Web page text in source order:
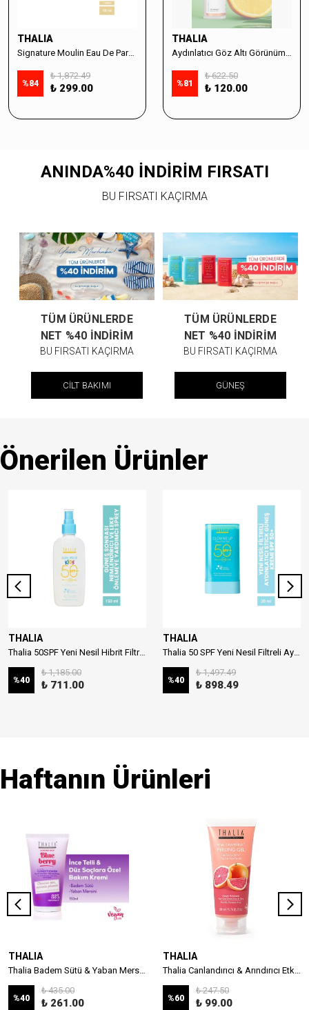
THALIA
Signature Moulin Eau De Parfüm Women 50ml & Sabun Seti
%84
₺ 1,872.49
₺ 299.00
THALIA
%81
₺ 622.50
₺ 120.00
ANINDA%40 İNDİRİM FIRSATI
BU FIRSATI KAÇIRMA
TÜM ÜRÜNLERDE
NET %40 İNDİRİM
BU FIRSATI KAÇIRMA
CİLT BAKIMI
TÜM ÜRÜNLERDE
NET %40 İNDİRİM
BU FIRSATI KAÇIRMA
GÜNEŞ
Önerilen Ürünler
THALIA
Thalia 50SPF Yeni Nesil Hibrit Filtreli Çocuk Güneş Sütü 150ml
%40
₺ 1,185.00
₺ 711.00
THALIA
%40
₺ 1,497.49
₺ 898.49
Haftanın Ürünleri
THALIA
%40
₺ 435.00
₺ 261.00
THALIA
%60
₺ 247.50
₺ 99.00